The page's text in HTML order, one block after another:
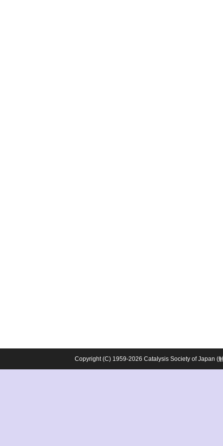
Copyright (C) 1959-2026 Catalysis Society of Japan (